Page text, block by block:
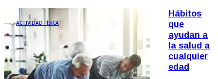
ACTIVIDAD FÍSICA
Hábitos
que
ayudan a
la salud a
cualquier
edad